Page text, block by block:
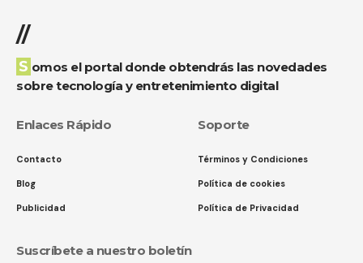
//
Somos el portal donde obtendrás las novedades
sobre tecnología y entretenimiento digital
Enlaces Rápido
Contacto
Blog
Publicidad
Soporte
Términos y Condiciones
Política de cookies
Política de Privacidad
Suscríbete a nuestro boletín